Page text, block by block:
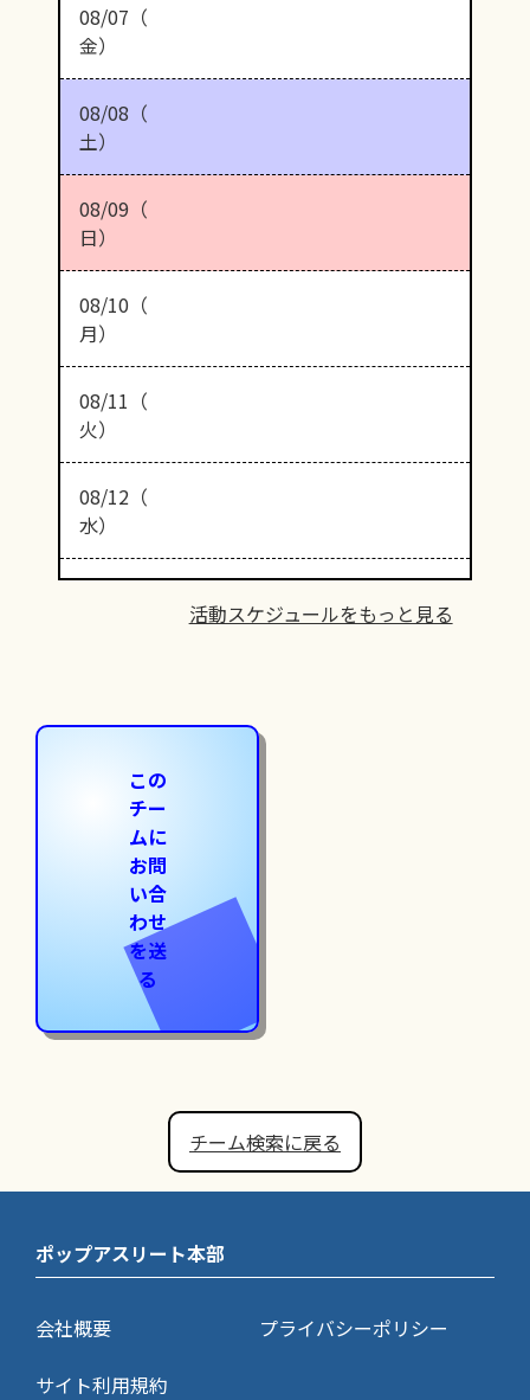
08/07（
金）
08/08（
土）
08/09（
日）
08/10（
月）
08/11（
火）
08/12（
水）
活動スケジュールをもっと見る
この
チー
ムに
お問
い合
わせ
を送
る
チーム検索に戻る
ポップアスリート本部
会社概要
プライバシーポリシー
サイト利用規約